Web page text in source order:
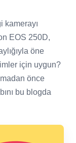
kamerayı
EOS 250D,
öne
için uygun?
önce
bu blogda